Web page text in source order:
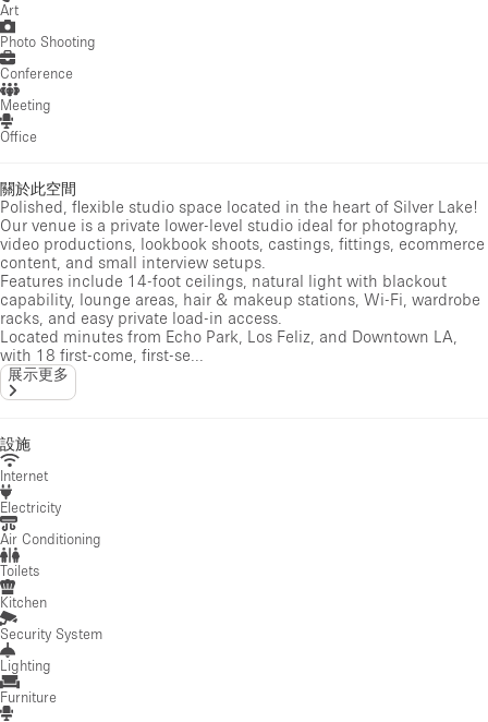
Art
Photo Shooting
Conference
Meeting
Office
關於此空間
Polished, flexible studio space located in the heart of Silver Lake!
Our venue is a private lower-level studio ideal for photography,
video productions, lookbook shoots, castings, fittings, ecommerce
content, and small interview setups.
Features include 14-foot ceilings, natural light with blackout
capability, lounge areas, hair & makeup stations, Wi-Fi, wardrobe
racks, and easy private load-in access.
Located minutes from Echo Park, Los Feliz, and Downtown LA,
with 18 first-come, first-se...
展示更多
設施
Internet
Electricity
Air Conditioning
Toilets
Kitchen
Security System
Lighting
Furniture